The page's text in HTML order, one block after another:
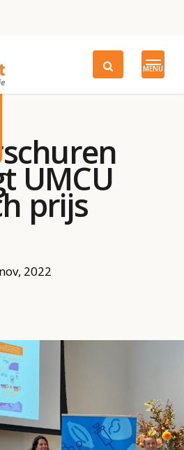
MENU
UMCU
prijs
2022